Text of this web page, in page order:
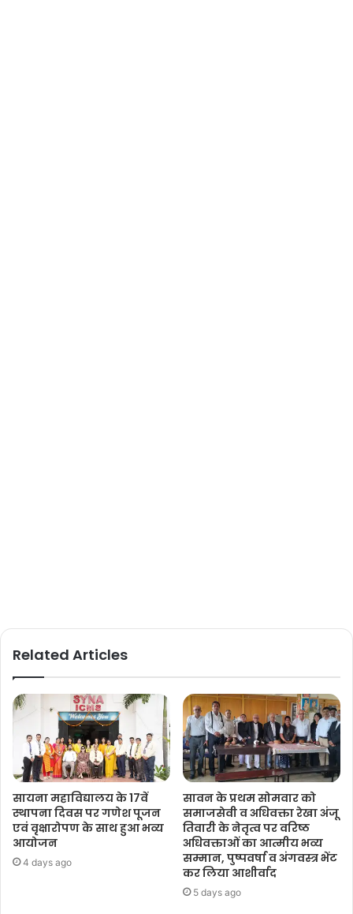
Related Articles
सायना महाविद्यालय के 17वें
स्थापना दिवस पर गणेश पूजन
एवं वृक्षारोपण के साथ हुआ भव्य
आयोजन
4 days ago
सावन के प्रथम सोमवार को
समाजसेवी व अधिवक्ता रेखा अंजू
तिवारी के नेतृत्व पर वरिष्ठ
अधिवक्ताओं का आत्मीय भव्य
सम्मान, पुष्पवर्षा व अंगवस्त्र भेंट
कर लिया आशीर्वाद
5 days ago